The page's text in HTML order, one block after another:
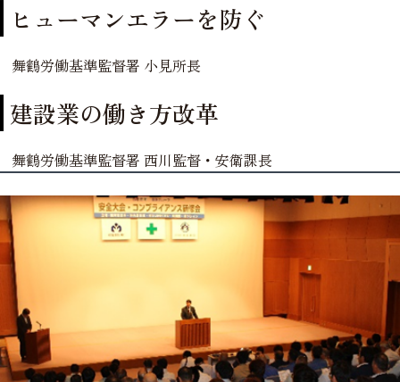
ヒューマンエラーを防ぐ
舞鶴労働基準監督署 小見所長
建設業の働き方改革
舞鶴労働基準監督署 西川監督・安衛課長